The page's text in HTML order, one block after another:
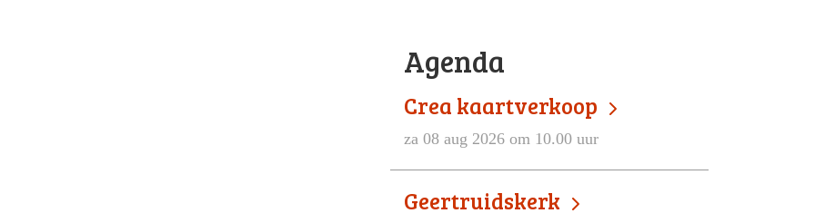
Agenda
Crea kaartverkoop
za 08 aug 2026 om 10.00 uur
Geertruidskerk